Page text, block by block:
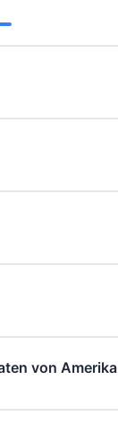
von Amerika